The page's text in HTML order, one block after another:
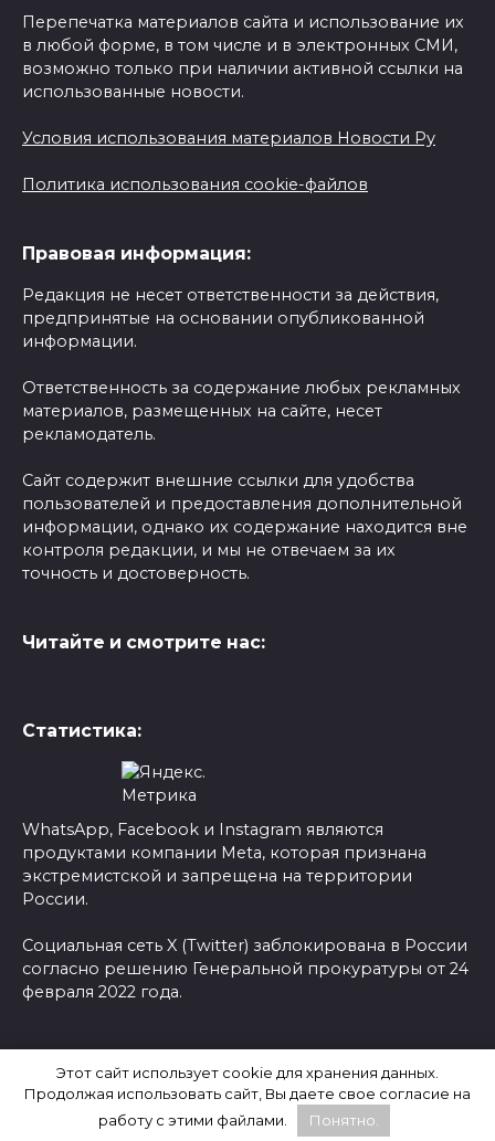
Перепечатка материалов сайта и использование их
в любой форме, в том числе и в электронных СМИ,
возможно только при наличии активной ссылки на
использованные новости.
Условия использования материалов Новости Ру
Политика использования cookie-файлов
Правовая информация:
Редакция не несет ответственности за действия,
предпринятые на основании опубликованной
информации.
Ответственность за содержание любых рекламных
материалов, размещенных на сайте, несет
рекламодатель.
Сайт содержит внешние ссылки для удобства
пользователей и предоставления дополнительной
информации, однако их содержание находится вне
контроля редакции, и мы не отвечаем за их
точность и достоверность.
Читайте и смотрите нас:
Статистика:
WhatsApp, Facebook и Instagram являются
продуктами компании Meta, которая признана
экстремистской и запрещена на территории
России.
Социальная сеть X (Twitter) заблокирована в России
согласно решению Генеральной прокуратуры от 24
февраля 2022 года.
Последние новости России
Этот сайт использует cookie для хранения данных.
Продолжая использовать сайт, Вы даете свое согласие на
работу с этими файлами.
Понятно.